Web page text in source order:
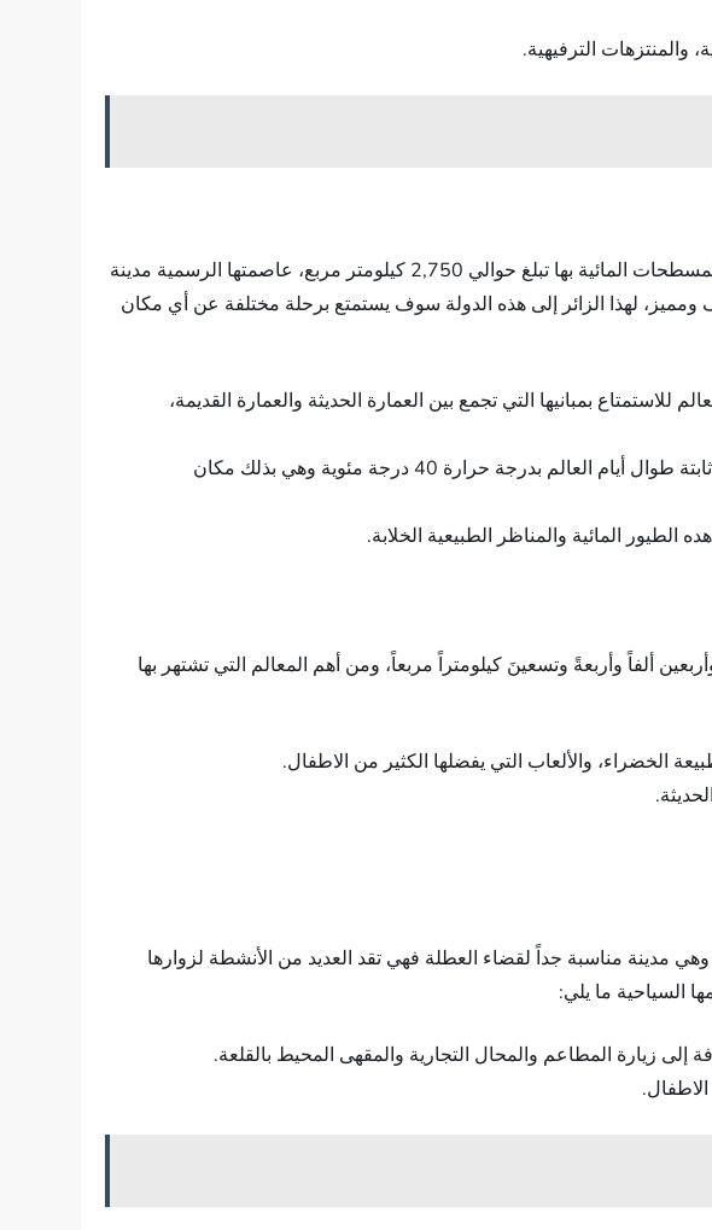
الترفيهية.
تقع دولة آيسلاندا في شمال قارة أوروبا، وتبلغ مساحة أراضيها حوالي 100,250 كيلومتر مربع، ومساحة المسطحات المائية بها تبلغ حوالي 2,750 كيلومتر مربع، عاصمتها الرسمية مدينة
لهذا الزائر إلى هذه الدولة سوف يستمتع برحلة مختلفة عن أي مكان
بمبانيها التي تجمع بين العمارة الحديثة والعمارة القديمة،
البحيرة الزرقاء: وهي بحيرة من صنع الإنسان، ولعل أهم ما يميزها عن غيرها أن درجة حرارة مياهها ثابتة طوال أيام العالم بدرجة حرارة 40 درجة مئوية وهي بذلك مكان
الطيور المائية والمناظر الطبيعية الخلابة.
ألفاً وأربعةً وتسعينَ كيلومتراً مربعاً، ومن أهم المعالم التي تشتهر بها
الخضراء، والألعاب التي يفضلها الكثير من الاطفال.
في شمال أوروبا، وعاصمتها الرسمية هي مدنية هلسنكي وتبلغ مساحة أراضيها حوالي 338,424 كم²، وهي مدينة مناسبة جداً لقضاء العطلة فهي تقد العديد من الأنشطة لزوارها
السياحية ما يلي: